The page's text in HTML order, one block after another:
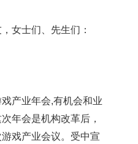
士们、先生们：
产业年会,有机会和业
年会是机构改革后，
戏产业会议。受中宣